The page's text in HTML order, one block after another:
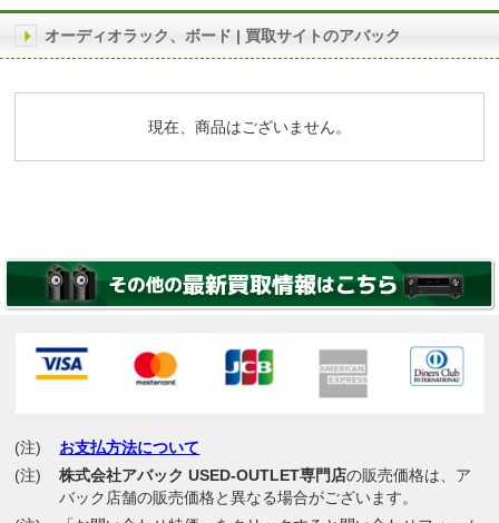
オーディオラック、ボード | 買取サイトのアバック
現在、商品はございません。
(注)
お支払方法について
(注)
株式会社アバック USED-OUTLET専門店の販売価格は、ア
バック店舗の販売価格と異なる場合がございます。